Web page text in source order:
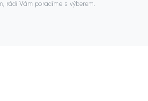
rádi Vám poradíme s výberem.